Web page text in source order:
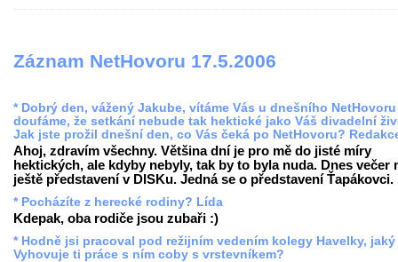
Záznam NetHovoru 17.5.2006
* Dobrý den, vážený Jakube, vítáme Vás u dnešního NetHovoru
doufáme, že setkání nebude tak hektické jako Váš divadelní
Jak jste prožil dnešní den, co Vás čeká po NetHovoru?
Ahoj, zdravím všechny. Většina dní je pro mě do jisté míry
hektických, ale kdyby nebyly, tak by to byla nuda. Dnes večer
ještě představení v DISKu. Jedná se o představení Ťapákovci.
* Pocházíte z herecké rodiny? Lída
Kdepak, oba rodiče jsou zubaři :)
* Hodně jsi pracoval pod režijním vedením kolegy Havelky, jaký
Vyhovuje ti práce s ním coby s vrstevníkem?